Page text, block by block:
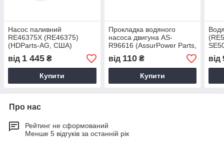
Насос паливний
RE46375X (RE46375)
(HDParts-AG, США)
від 1 445 ₴
Купити
Прокладка водяного
насоса двигуна AS-
R96616 (AssurPower Parts,
Китай)
від 110₴
Купити
від
Про нас
Рейтинг не сформований
Менше 5 відгуків за останній рік